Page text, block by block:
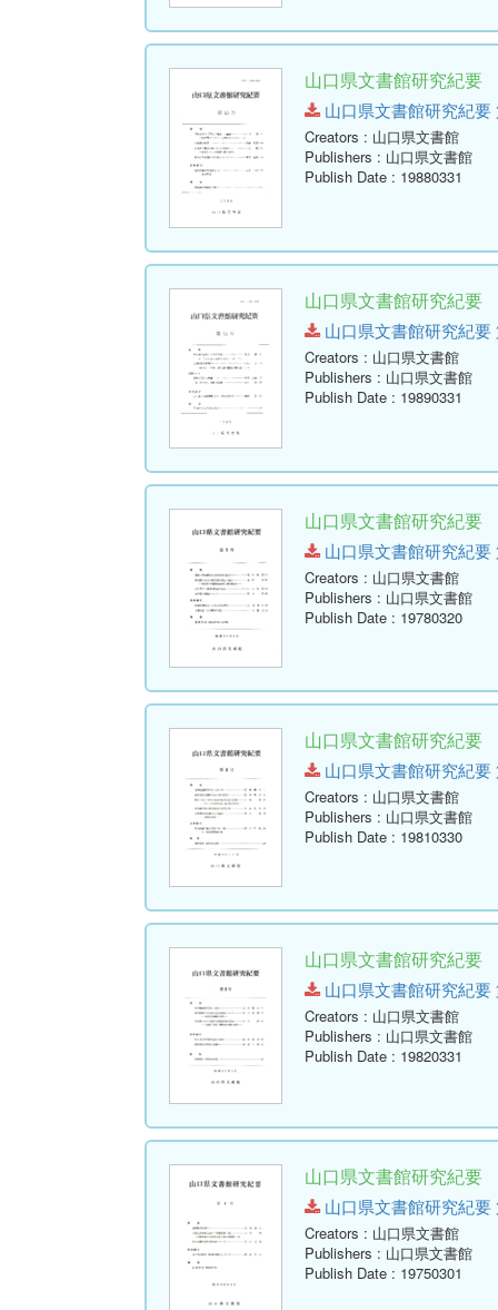
山口県文書館研究紀要
山口県文書館研究紀要
Creators : 山口県文書館
Publishers : 山口県文書館
Publish Date : 19880331
山口県文書館研究紀要
山口県文書館研究紀要
Creators : 山口県文書館
Publishers : 山口県文書館
Publish Date : 19890331
山口県文書館研究紀要
山口県文書館研究紀要
Creators : 山口県文書館
Publishers : 山口県文書館
Publish Date : 19780320
山口県文書館研究紀要
山口県文書館研究紀要
Creators : 山口県文書館
Publishers : 山口県文書館
Publish Date : 19810330
山口県文書館研究紀要
山口県文書館研究紀要
Creators : 山口県文書館
Publishers : 山口県文書館
Publish Date : 19820331
山口県文書館研究紀要
山口県文書館研究紀要
Creators : 山口県文書館
Publishers : 山口県文書館
Publish Date : 19750301